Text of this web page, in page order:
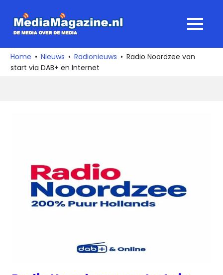
naar
media
over
de
MENU
Home Nieuws Radionieuws
Radio Noordzee van
start via DAB+ en Internet